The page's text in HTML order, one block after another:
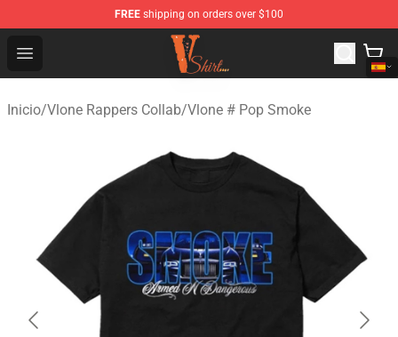
FREE shipping on orders over $100
Open menu
Vlone Shirt Store - Official Vlone Shirt Shop
Inicio/Vlone Rappers Collab/Vlone # Pop Smoke